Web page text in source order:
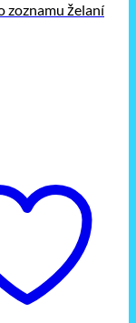
zoznamu želaní